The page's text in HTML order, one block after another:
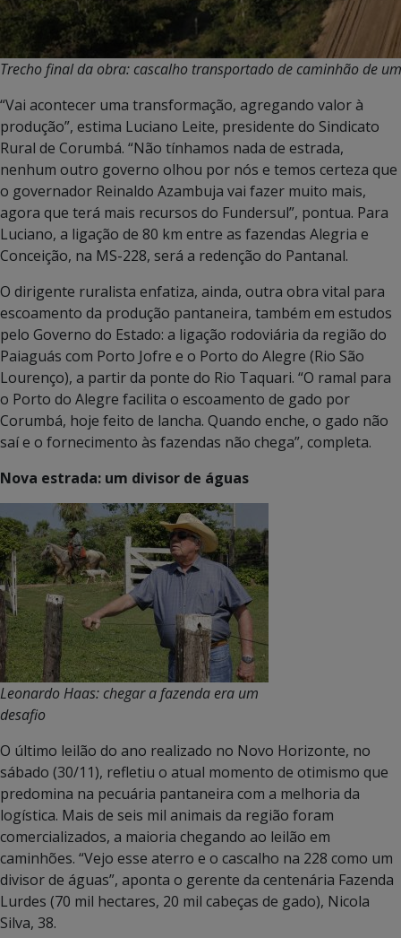
Trecho final da obra: cascalho transportado de caminhão de
“Vai acontecer uma transformação, agregando valor à
produção”, estima Luciano Leite, presidente do Sindicato
Rural de Corumbá. “Não tínhamos nada de estrada,
nenhum outro governo olhou por nós e temos certeza que
o governador Reinaldo Azambuja vai fazer muito mais,
agora que terá mais recursos do Fundersul”, pontua. Para
Luciano, a ligação de 80 km entre as fazendas Alegria e
Conceição, na MS-228, será a redenção do Pantanal.
O dirigente ruralista enfatiza, ainda, outra obra vital para
escoamento da produção pantaneira, também em estudos
pelo Governo do Estado: a ligação rodoviária da região do
Paiaguás com Porto Jofre e o Porto do Alegre (Rio São
Lourenço), a partir da ponte do Rio Taquari. “O ramal para
o Porto do Alegre facilita o escoamento de gado por
Corumbá, hoje feito de lancha. Quando enche, o gado não
saí e o fornecimento às fazendas não chega”, completa.
Nova estrada: um divisor de águas
Leonardo Haas: chegar a fazenda era um
desafio
O último leilão do ano realizado no Novo Horizonte, no
sábado (30/11), refletiu o atual momento de otimismo que
predomina na pecuária pantaneira com a melhoria da
logística. Mais de seis mil animais da região foram
comercializados, a maioria chegando ao leilão em
caminhões. “Vejo esse aterro e o cascalho na 228 como um
divisor de águas”, aponta o gerente da centenária Fazenda
Lurdes (70 mil hectares, 20 mil cabeças de gado), Nicola
Silva, 38.